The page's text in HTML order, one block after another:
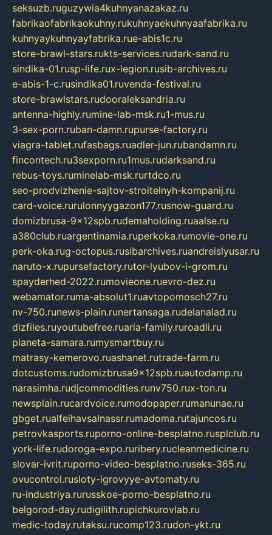
seksuzb.ruguzywia4kuhnyanazakaz.ru
fabrikaofabrikaokuhny.rukuhnyaekuhnyaafabrika.ru
kuhnyaykuhnyayfabrika.rue-abis1c.ru
store-brawl-stars.rukts-services.rudark-sand.ru
sindika-01.rusp-life.rux-legion.rusib-archives.ru
e-abis-1-c.rusindika01.ruvenda-festival.ru
store-brawlstars.rudooraleksandria.ru
antenna-highly.rumine-lab-msk.ru1-mus.ru
3-sex-porn.ruban-damn.rupurse-factory.ru
viagra-tablet.rufasbags.ruadler-jun.rubandamn.ru
fincontech.ru3sexporn.ru1mus.rudarksand.ru
rebus-toys.ruminelab-msk.rurtdco.ru
seo-prodvizhenie-sajtov-stroitelnyh-kompanij.ru
card-voice.rurulonnyygazon177.rusnow-guard.ru
domizbrusa-9x12spb.rudemaholding.ruaalse.ru
a380club.ruargentinamia.ruperkoka.rumovie-one.ru
perk-oka.rug-octopus.rusibarchives.ruandreislyusar.ru
naruto-x.rupursefactory.rutor-lyubov-i-grom.ru
spayderhed-2022.rumovieone.ruevro-dez.ru
webamator.ruma-absolut1.ruavtopomosch27.ru
nv-750.runews-plain.runertansaga.rudelanalad.ru
dizfiles.ruyoutubefree.ruaria-family.ruroadli.ru
planeta-samara.rumysmartbuy.ru
matrasy-kemerovo.ruashanet.rutrade-farm.ru
dotcustoms.rudomizbrusa9x12spb.ruautodamp.ru
narasimha.rudjcommodities.runv750.rux-ton.ru
newsplain.rucardvoice.rumodopaper.rumanunae.ru
gbget.rualfeihavsalnassr.rumadoma.rutajuncos.ru
petrovkasports.ruporno-online-besplatno.rusplclub.ru
york-life.rudoroga-expo.ruribery.rucleanmedicine.ru
slovar-ivrit.ruporno-video-besplatno.ruseks-365.ru
ovucontrol.rusloty-igrovyye-avtomaty.ru
ru-industriya.rurusskoe-porno-besplatno.ru
belgorod-day.rudigilith.rupichkurovlab.ru
medic-today.rutaksu.rucomp123.rudon-ykt.ru